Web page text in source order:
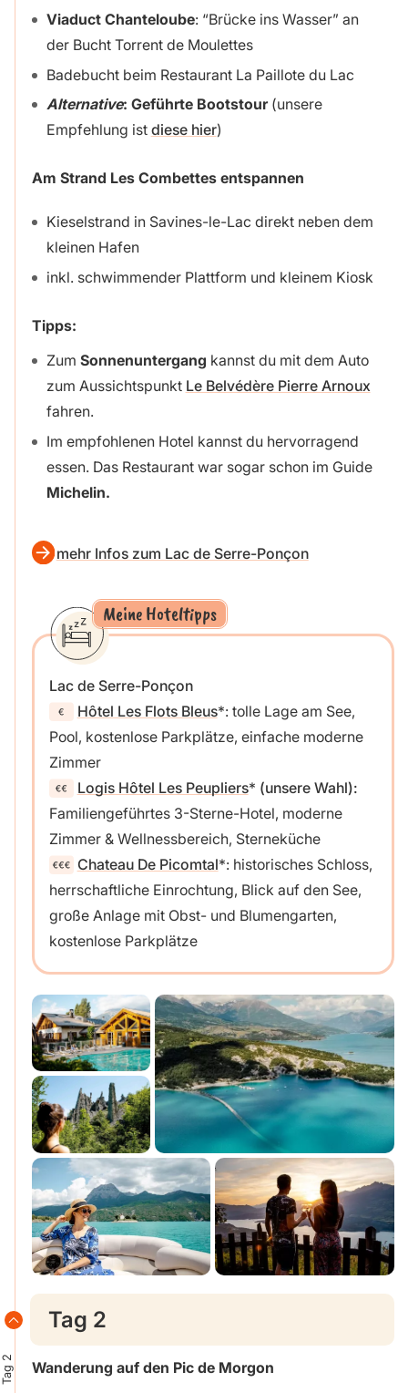
Viaduct Chanteloube: “Brücke ins Wasser” an
der Bucht Torrent de Moulettes
Badebucht beim Restaurant La Paillote du Lac
Alternative: Geführte Bootstour(unsere
Empfehlung ist diese hier)
Am Strand Les Combettes entspannen
Kieselstrand in Savines-le-Lac direkt neben dem
kleinen Hafen
inkl. schwimmender Plattform und kleinem Kiosk
Tipps:
Zum Sonnenuntergang kannst du mit dem Auto
zum Aussichtspunkt Le Belvédère Pierre Arnoux
fahren.
Im empfohlenen Hotel kannst du hervorragend
essen. Das Restaurant war sogar schon im Guide
Michelin.
mehr Infos zum Lac de Serre-Ponçon
Meine Hoteltipps
Lac de Serre-Ponçon
Hôtel Les Flots Bleus : tolle Lage am See,
Pool, kostenlose Parkplätze, einfache moderne
Zimmer
Logis Hôtel Les Peupliers
(unsere Wahl):
Familiengeführtes 3-Sterne-Hotel, moderne
Zimmer & Wellnessbereich, Sterneküche
Chateau De Picomtal : historisches Schloss,
herrschaftliche Einrochtung, Blick auf den See,
große Anlage mit Obst- und Blumengarten,
kostenlose Parkplätze
Tag 2
Tag 2
Wanderung auf den Pic de Morgon